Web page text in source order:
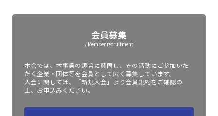
会員募集
/ Member recruitment
本会では、本事業の趣旨に賛同し、その活動にご参加いた
だく企業・団体等を会員として広く募集しています。
入会に関しては、「新規入会」より会員規約をご確認の
上、お申込みください。